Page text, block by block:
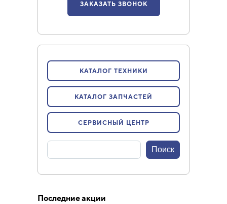
ЗАКАЗАТЬ ЗВОНОК
КАТАЛОГ ТЕХНИКИ
КАТАЛОГ ЗАПЧАСТЕЙ
СЕРВИСНЫЙ ЦЕНТР
Последние акции